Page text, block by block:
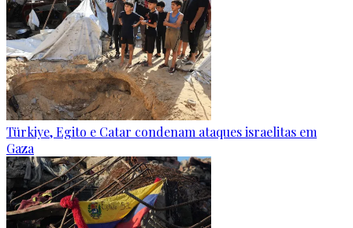
Türkiye, Egito e Catar condenam ataques israelitas em
Gaza